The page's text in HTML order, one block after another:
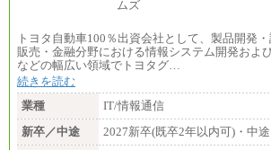
トヨタ自動車100％出資会社として、製品開発
販売・金融分野における情報システム開発およ
などの幅広い領域でトヨタグ…
続きを読む
業種
IT/情報通信
新卒／中途
2027新卒(既卒2年以内可)・中途